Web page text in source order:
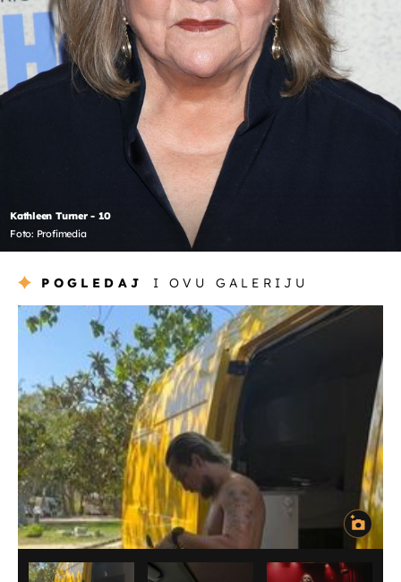
Kathleen Turner - 10
Foto: Profimedia
POGLEDAJ I OVU GALERIJU